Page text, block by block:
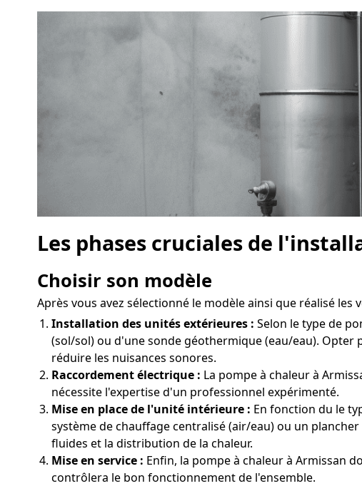
Les phases cruciales de
Choisir son modèle
Après vous avez sélectionné le modèle ainsi que réalisé
Installation des unités extérieures : Selon le type de
(sol/sol) ou d'une sonde géothermique (eau/eau).
réduire les nuisances sonores.
Raccordement électrique : La pompe à chaleur à
nécessite l'expertise d'un professionnel expérimenté.
Mise en place de l'unité intérieure : En fonction du le
système de chauffage centralisé (air/eau) ou un
fluides et la distribution de la chaleur.
Mise en service : Enfin, la pompe à chaleur à Armissan
contrôlera le bon fonctionnement de l'ensemble.